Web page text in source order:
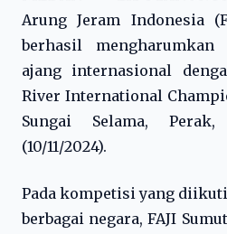
Arung Jeram Indonesia
berhasil
ajang internasional
River International
Sungai Selama,
(10/11/2024).
Pada kompetisi yang
berbagai negara, FAJI